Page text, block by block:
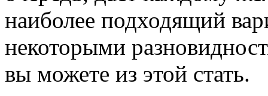
наиболее подходящий
некоторыми
вы можете из этой стать.